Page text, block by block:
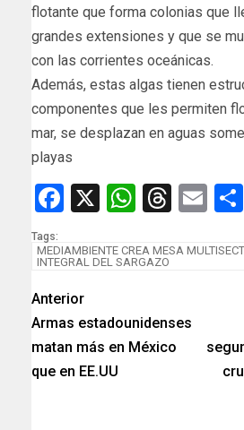
flotante que forma colonias que
grandes extensiones y que se
con las corrientes oceánicas.
Además, estas algas tienen
componentes que les permiten
mar, se desplazan en aguas
playas
Facebook
X
Tags:
MEDIAMBIENTE CREA MESA
INTEGRAL DEL SARGAZO
Anterior
Armas estadounidenses
matan más en México
que en EE.UU